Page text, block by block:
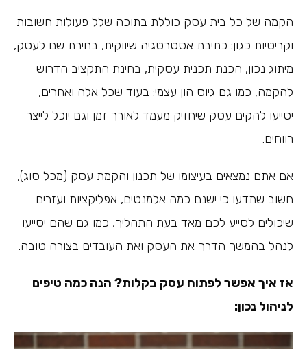
הקמה של כל בית עסק כוללת בתוכה שלל פעולות חשובות
וקריטיות כגון: כתיבת אסטרטגיה שיווקית, בחירת שם לעסק,
מיתוג נכון, הכנת תכנית עסקית, בחינת התקציב הדרוש
להקמה, כמו גם גיוס הון עצמי: בעוד שכל אלה ואחרים,
יסייעו להקים עסק שיחזיק מעמד לאורך זמן וגם יוכל לייצר
רווחים.
אם אתם נמצאים בעיצומו של תכנון והקמת עסק (מכל סוג),
חשוב שתדעו כי ישנם כמה אלמנטים, אפליקציות ועזרים
שיכולים לסייע לכם מאד בעת התהליך, כמו גם שהם יסייעו
לנהל בהמשך הדרך את העסק ואת העובדים בצורה טובה.
אז איך אפשר לפתוח עסק בקלות? הנה כמה טיפים
לניהול נכון: